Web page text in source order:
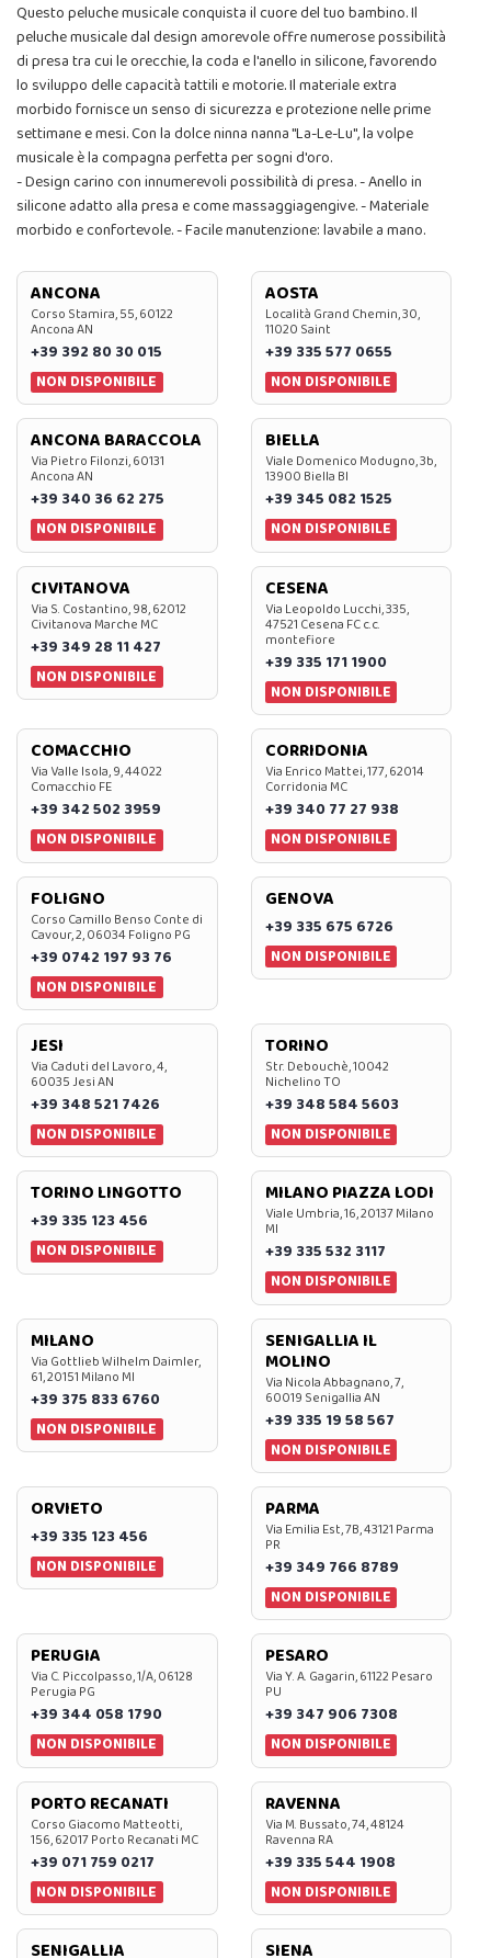
Questo peluche musicale conquista il cuore del tuo bambino. Il
peluche musicale dal design amorevole offre numerose possibilità
di presa tra cui le orecchie, la coda e l'anello in silicone, favorendo
lo sviluppo delle capacità tattili e motorie. Il materiale extra
morbido fornisce un senso di sicurezza e protezione nelle prime
settimane e mesi. Con la dolce ninna nanna "La-Le-Lu", la volpe
musicale è la compagna perfetta per sogni d'oro.
- Design carino con innumerevoli possibilità di presa. - Anello in
silicone adatto alla presa e come massaggiagengive. - Materiale
morbido e confortevole. - Facile manutenzione: lavabile a mano.
ANCONA
Corso Stamira, 55, 60122
Ancona AN
+39 392 80 30 015
NON DISPONIBILE
AOSTA
Località Grand Chemin, 30,
11020 Saint
+39 335 577 0655
NON DISPONIBILE
ANCONA BARACCOLA
Via Pietro Filonzi, 60131
Ancona AN
+39 340 36 62 275
NON DISPONIBILE
BIELLA
Viale Domenico Modugno, 3b,
13900 Biella BI
+39 345 082 1525
NON DISPONIBILE
CIVITANOVA
Via S. Costantino, 98, 62012
Civitanova Marche MC
+39 349 28 11 427
NON DISPONIBILE
CESENA
Via Leopoldo Lucchi, 335,
47521 Cesena FC c.c.
montefiore
+39 335 171 1900
NON DISPONIBILE
COMACCHIO
Via Valle Isola, 9, 44022
Comacchio FE
+39 342 502 3959
NON DISPONIBILE
CORRIDONIA
Via Enrico Mattei, 177, 62014
Corridonia MC
+39 340 77 27 938
NON DISPONIBILE
FOLIGNO
Corso Camillo Benso Conte di
Cavour, 2, 06034 Foligno PG
+39 0742 197 93 76
NON DISPONIBILE
GENOVA
+39 335 675 6726
NON DISPONIBILE
JESI
Via Caduti del Lavoro, 4,
60035 Jesi AN
+39 348 521 7426
NON DISPONIBILE
TORINO
Str. Debouchè, 10042
Nichelino TO
+39 348 584 5603
NON DISPONIBILE
TORINO LINGOTTO
+39 335 123 456
NON DISPONIBILE
MILANO PIAZZA LODI
Viale Umbria, 16, 20137 Milano
MI
+39 335 532 3117
NON DISPONIBILE
MILANO
Via Gottlieb Wilhelm Daimler,
61, 20151 Milano MI
+39 375 833 6760
NON DISPONIBILE
SENIGALLIA IL
MOLINO
Via Nicola Abbagnano, 7,
60019 Senigallia AN
+39 335 19 58 567
NON DISPONIBILE
ORVIETO
+39 335 123 456
NON DISPONIBILE
PARMA
Via Emilia Est, 7B, 43121 Parma
PR
+39 349 766 8789
NON DISPONIBILE
PERUGIA
Via C. Piccolpasso, 1/A, 06128
Perugia PG
+39 344 058 1790
NON DISPONIBILE
PESARO
Via Y. A. Gagarin, 61122 Pesaro
PU
+39 347 906 7308
NON DISPONIBILE
PORTO RECANATI
Corso Giacomo Matteotti,
156, 62017 Porto Recanati MC
+39 071 759 0217
NON DISPONIBILE
RAVENNA
Via M. Bussato, 74, 48124
Ravenna RA
+39 335 544 1908
NON DISPONIBILE
SENIGALLIA SIENA